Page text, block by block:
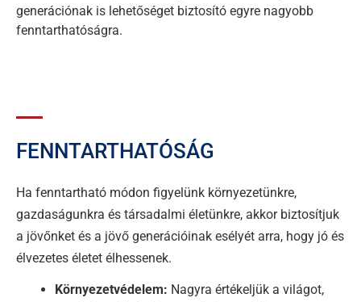
generációnak is lehetőséget biztosító egyre nagyobb
fenntarthatóságra.
FENNTARTHATÓSÁG
Ha fenntartható módon figyelünk környezetünkre,
gazdaságunkra és társadalmi életünkre, akkor biztosítjuk
a jövőnket és a jövő generációinak esélyét arra, hogy jó és
élvezetes életet élhessenek.
Környezetvédelem: Nagyra értékeljük a világot,